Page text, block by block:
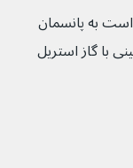
است به پانسمان
با گاز استریل